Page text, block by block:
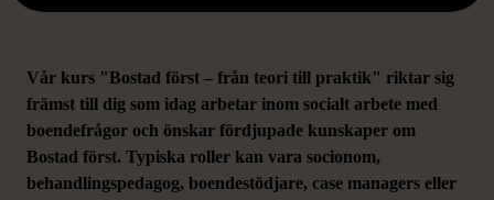
Vår kurs "Bostad först – från teori till praktik" riktar sig
främst till dig som idag arbetar inom socialt arbete med
boendefrågor och önskar fördjupade kunskaper om
Bostad först. Typiska roller kan vara socionom,
behandlingspedagog, boendestödjare, case managers eller